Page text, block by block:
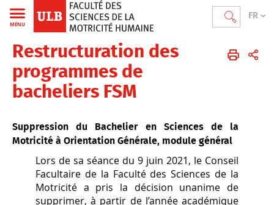
FR
MENU
Faculté des Sciences de la motricité humaine
FSM - restructuration des programmes
Restructuration des
programmes de
bacheliers FSM
Suppression du Bachelier en Sciences de la
Motricité à Orientation Générale, module général
Lors de sa séance du 9 juin 2021, le Conseil
Facultaire de la Faculté des Sciences de la
Motricité a pris la décision unanime de
supprimer, à partir de l’année académique